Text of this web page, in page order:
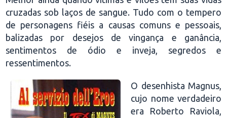
cruzadas sob laços de sangue. Tudo com o tempero
de personagens fiéis a causas comuns e pessoais,
balizadas por desejos de vingança e ganância,
sentimentos de ódio e inveja, segredos e
ressentimentos.
O desenhista Magnus,
cujo nome verdadeiro
era Roberto Raviola,